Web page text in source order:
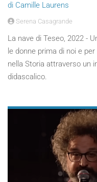
di Camille Laurens
Serena Casagrande
La nave di Teseo, 2022 -
le donne prima di noi e
nella Storia attraverso un
didascalico.